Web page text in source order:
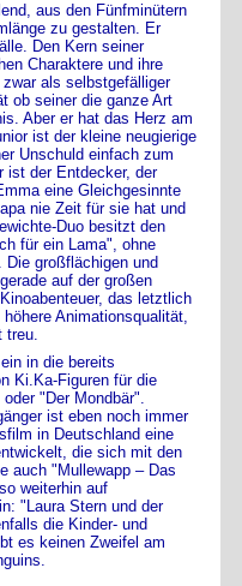
aus den Fünfminütern
zu gestalten. Er
Den Kern seiner
Charaktere und ihre
als selbstgefälliger
ob seiner die ganze Art
Aber er hat das Herz am
ist der kleine neugierige
Unschuld einfach zum
ist der Entdecker, der
eine Gleichgesinnte
nie Zeit für sie hat und
Duo besitzt den
für ein Lama", ohne
Die großflächigen und
auf der großen
das letztlich
Animationsqualität,
treu.
in die bereits
Ki.Ka-Figuren für die
"Der Mondbär".
ist eben noch immer
in Deutschland eine
die sich mit den
auch "Mullewapp – Das
weiterhin auf
"Laura Stern und der
die Kinder- und
es keinen Zweifel am